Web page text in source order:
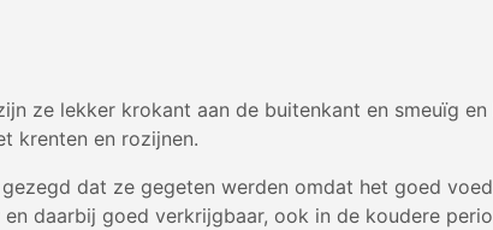
ze lekker krokant aan de buitenkant en smeuïg
krenten en rozijnen.
dat ze gegeten werden omdat het goed
daarbij goed verkrijgbaar, ook in de koudere